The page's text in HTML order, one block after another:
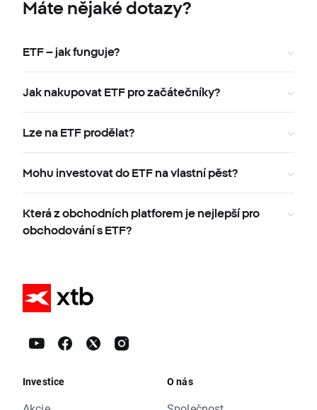
Máte nějaké dotazy?
ETF – jak funguje?
Jak nakupovat ETF pro začátečníky?
Lze na ETF prodělat?
Mohu investovat do ETF na vlastní pěst?
Která z obchodních platforem je nejlepší pro
obchodování s ETF?
Investice O nás